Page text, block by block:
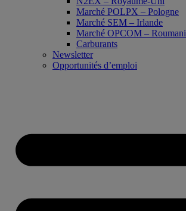
Marché POLPX – Pologne
Marché SEM – Irlande
Marché OPCOM –
Carburants
Newsletter
Opportunités d’emploi